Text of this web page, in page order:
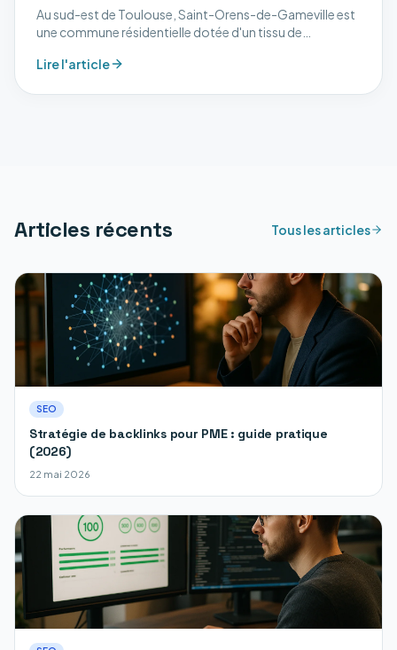
Au sud-est de Toulouse, Saint-Orens-de-Gameville est
une commune résidentielle dotée d'un tissu de
commerces. Découvrez nos services digitaux à Saint-
Lire l'article
Articles récents Tous les articles
SEO
Stratégie de backlinks pour PME : guide pratique
(2026)
22 mai 2026